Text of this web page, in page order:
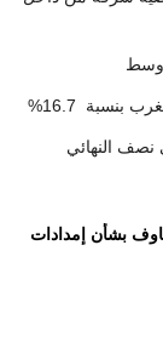
16.7%
نصف النهائي
بشأن إمدادات